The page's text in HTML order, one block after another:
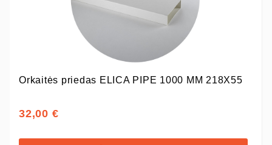
Orkaitės priedas ELICA PIPE 1000 MM 218X55
32,00 €